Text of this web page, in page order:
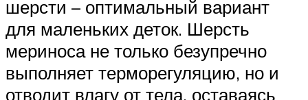
шерсти – оптимальный вариант
для маленьких деток. Шерсть
мериноса не только безупречно
выполняет терморегуляцию, но и
отводит влагу от тела, оставаясь